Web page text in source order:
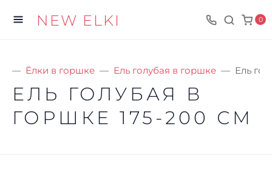
NEW ELKI 0
Ёлки в горшке Ель голубая в горшке Ель
ЕЛЬ ГОЛУБАЯ В
ГОРШКЕ 175-200 СМ